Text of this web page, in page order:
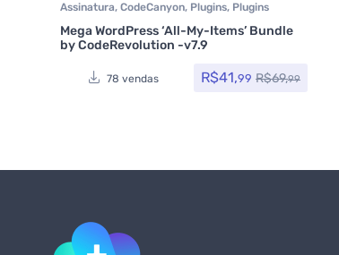
Assinatura, CodeCanyon, Plugins, Plugins
Wocoomerce, Social Media Plugins
Woocommerce
Mega WordPress ‘All-My-Items’ Bundle
by CodeRevolution -v7.9
78 vendas R$41,99 R$69,99